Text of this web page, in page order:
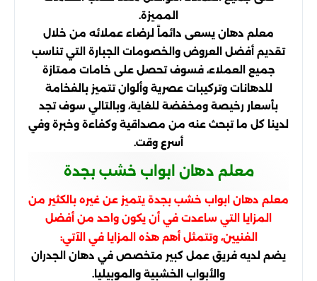
المميزة.
معلم دهان يسعى دائماً لرضاء عملائه من خلال
تقديم أفضل العروض والخصومات الجبارة التي تناسب
جميع العملاء، فسوف تحصل على خامات ممتازة
للدهانات وتركيبات عصرية وألوان تتميز بالفخامة
بأسعار رخيصة ومخفضة للغاية، وبالتالي سوف تجد
لدينا كل ما تبحث عنه من مصداقية وكفاءة وخبرة وفي
أسرع وقت.
معلم دهان ابواب خشب بجدة
معلم دهان ابواب خشب بجدة يتميز عن غيره بالكثير من
المزايا التي ساعدت في أن يكون واحد من أفضل
الفنيين، وتتمثل أهم هذه المزايا في الآتي:
يضم لديه فريق عمل كبير متخصص في دهان الجدران
والأبواب الخشبية والموبيليا.